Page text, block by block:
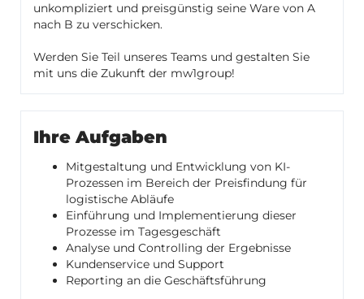
unkompliziert und preisgünstig seine Ware von A
nach B zu verschicken.
Werden Sie Teil unseres Teams und gestalten Sie
mit uns die Zukunft der mw1group!
Ihre Aufgaben
Mitgestaltung und Entwicklung von KI-
Prozessen im Bereich der Preisfindung für
logistische Abläufe
Einführung und Implementierung dieser
Prozesse im Tagesgeschäft
Analyse und Controlling der Ergebnisse
Kundenservice und Support
Reporting an die Geschäftsführung